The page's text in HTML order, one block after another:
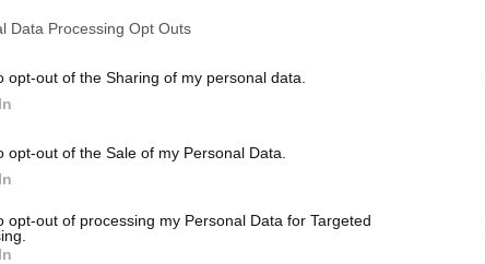
Data Processing Opt Outs
opt-out of the Sharing of my personal data.
opt-out of the Sale of my Personal Data.
opt-out of processing my Personal Data for Targeted
i dettagli
, tant’è vero che era abbastanza comune fra i piloti e i
pista. Lo sa bene
– ha vissuto l’epoca più grigia della classe regina del
che durante gli anni in cui ha corso da grande
aveva due probabilità su tre di perdere la vita
questo sport era in passato.